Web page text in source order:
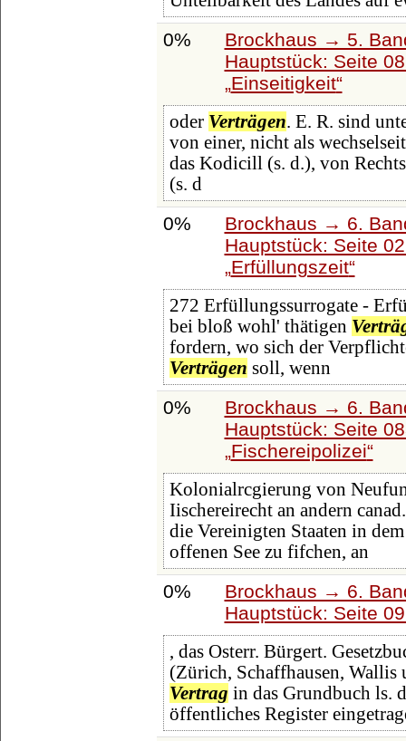
0%
Brockhaus → 5.
Hauptstück: Seite
Einseitigkeit
oder Verträgen. E. R. sind
von einer, nicht als
das Kodicill (s. d.), von
(s. d
0%
Brockhaus → 6.
Hauptstück: Seite
Erfüllungszeit
272 Erfüllungssurrogate -
bei bloß wohl' thätigen
fordern, wo sich der
Verträgen soll, wenn
0%
Brockhaus → 6.
Hauptstück: Seite
Fischereipolizei
Kolonialrcgierung von
Iischereirecht an andern
die Vereinigten Staaten in
offenen See zu fifchen, an
0%
Brockhaus → 6.
Hauptstück: Seite
, das Osterr. Bürgert.
(Zürich, Schaffhausen, Wallis
Vertrag in das Grundbuch ls.
öffentliches Register